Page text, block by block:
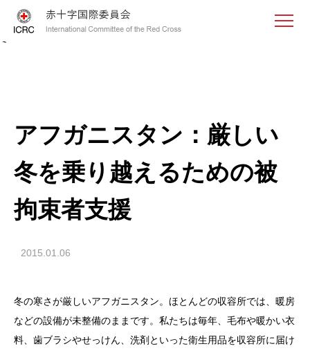
<
アフガニスタン：厳しい
冬を乗り越えるための被
拘束者支援
2015.01.06
冬の寒さが厳しいアフガニスタン。ほとんどの収容所では、暖房
などの設備が未整備のままです。私たちは毎年、毛布や暖かい衣
料、歯ブラシやせっけん、洗剤といった衛生用品を収容所に届け